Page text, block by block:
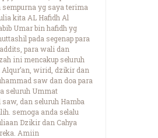
sempurna yg saya terima
kita AL Hafidh Al
Umar bin hafidh yg
pada segenap para
para wali dan
ini mencakup seluruh
wirid, dzikir dan
saw dan doa para
seluruh Ummat
dan seluruh Hamba
semoga anda selalu
Dzikir dan Cahya
Amiin